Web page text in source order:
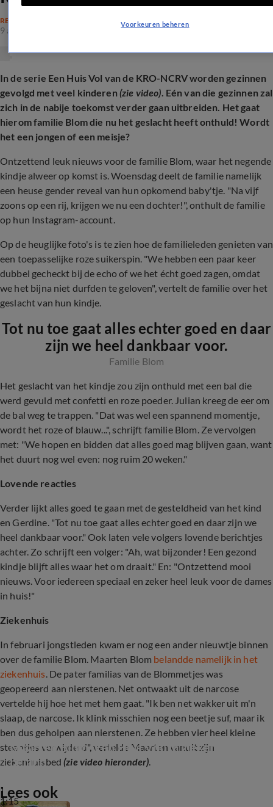
REALITY
9 apr 2025, 15:25
In de serie Een Huis Vol van de KRO-NCRV worden gezinnen
gevolgd met veel kinderen (zie video). Eén van die gezinnen zal
zich in de nabije toekomst verder gaan uitbreiden. Het gaat
hierom familie Blom die nu het geslacht heeft onthuld! Wordt
het een jongen of een meisje?
Ontzettend leuk nieuws voor de familie Blom, waar het negende
kindje alweer op komst is. Woensdag deelt de familie namelijk
een heuse gender reveal van hun opkomend baby'tje. "Na vijf
zoons op een rij, krijgen we nu een dochter!", onthult de familie
op hun Instagram-account.
Op de heuglijke foto's is te zien hoe de familieleden genieten van
een toepasselijke roze suikerspin. "We hebben een paar keer
dubbel gecheckt bij de echo of we het écht goed zagen, omdat
we het bijna niet durfden te geloven", vertelt de familie over het
geslacht van hun kindje.
Tot nu toe gaat alles echter goed en daar
zijn we heel dankbaar voor.
Familie Blom
Het geslacht van het kindje zou zijn onthuld met een bal die
werd gevuld met confetti en roze poeder. Julian kreeg de eer om
de bal weg te trappen. "Dat was wel een spannend momentje,
wordt het roze of blauw...", schrijft familie Blom. Ze vervolgen
met: "We hopen en bidden dat alles goed mag blijven gaan, want
het duurt nog wel even: nog ruim 20 weken."
Lovende reacties
Verder lijkt alles goed te gaan met de gesteldheid van het kind
en Gerdine. "Tot nu toe gaat alles echter goed en daar zijn we
heel dankbaar voor." Ook laten vele volgers lovende berichtjes
achter. Zo schrijft een volger: "Ah, wat bijzonder! Een gezond
kindje blijft alles waar het om draait." En: "Ontzettend mooi
nieuws. Voor iedereen speciaal en zeker heel leuk voor de dames
in huis!"
Ziekenhuis
In februari jongstleden kwam er nog een ander nieuwtje binnen
over de familie Blom. Maarten Blom belandde namelijk in het
ziekenhuis. De pater familias van de Blommetjes was
geopereerd aan nierstenen. Net ontwaakt uit de narcose
vertelde hij hoe het met hem gaat. "Ik ben net wakker uit m'n
slaap, de narcose. Ik klink misschien nog een beetje suf, maar ik
ben dus geholpen aan nierstenen. Ze hebben vier heel kleine
steentjes verwijderd", vertelde Maarten vanuit zijn
ziekenhuisbed(zie video hieronder).
1:15
Maarten Blom (Een Huis Vol) in ziekenhuis
beland
Lees ook
Voorkeuren beheren